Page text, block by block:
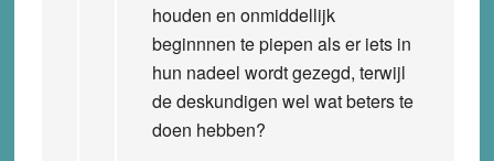
houden en onmiddellijk
beginnnen te piepen als er iets in
hun nadeel wordt gezegd, terwijl
de deskundigen wel wat beters te
doen hebben?